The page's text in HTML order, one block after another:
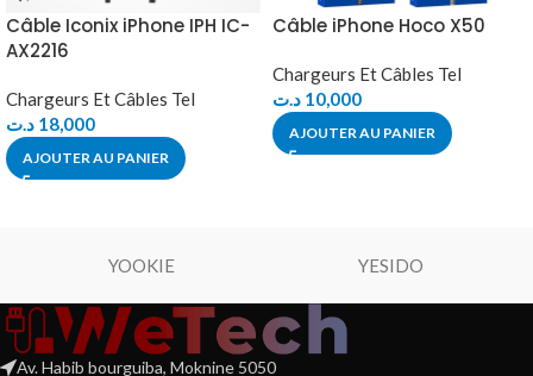
Câble Iconix iPhone IPH IC-
AX2216
Chargeurs Et Câbles Tel
18,000 د.ت
AJOUTER AU PANIER
Câble iPhone Hoco X50
Chargeurs Et Câbles Tel
10,000 د.ت
AJOUTER AU PANIER
YOOKIE YESIDO
Av. Habib bourguiba, Moknine 5050